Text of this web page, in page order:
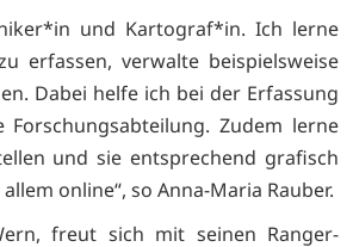
und Kartograf*in. Ich lerne
erfassen, verwalte beispielsweise
Dabei helfe ich bei der Erfassung
Zudem lerne
und sie entsprechend grafisch
online“, so Anna-Maria Rauber.
freut sich mit seinen Ranger-